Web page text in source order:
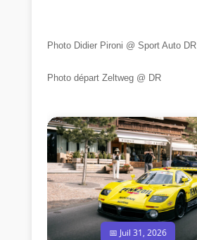
Photo Didier Pironi @ Sport Auto DR
Photo départ Zeltweg @ DR
📅 Juil 31, 2026